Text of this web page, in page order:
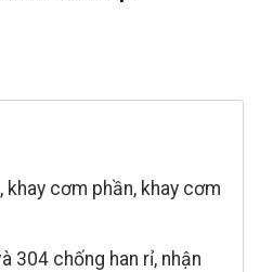
khay cơm phần, khay cơm
304 chống han rỉ, nhận